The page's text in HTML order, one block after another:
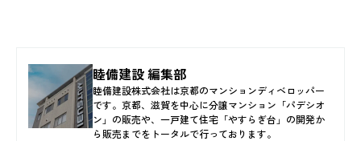
睦備建設 編集部
睦備建設株式会社は京都のマンションディベロッパー
です。京都、滋賀を中心に分譲マンション「パデシオ
ン」の販売や、一戸建て住宅「やすらぎ台」の開発か
ら販売までをトータルで行っております。